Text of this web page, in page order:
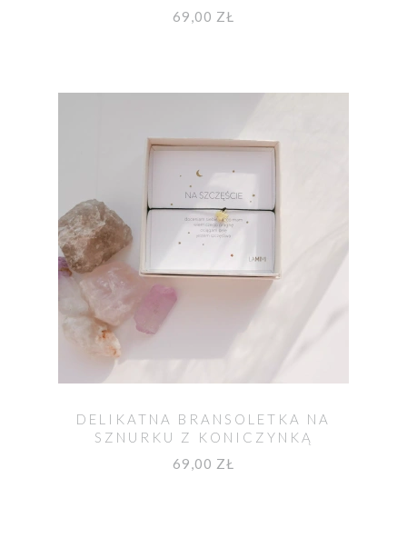
69,00 ZŁ
DELIKATNA BRANSOLETKA NA
SZNURKU Z KONICZYNKĄ
69,00 ZŁ